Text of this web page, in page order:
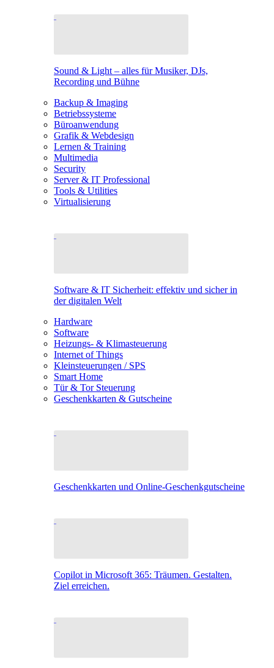
Sound & Light – alles für Musiker, DJs,
Recording und Bühne
Backup & Imaging
Betriebssysteme
Büroanwendung
Grafik & Webdesign
Lernen & Training
Multimedia
Security
Server & IT Professional
Tools & Utilities
Virtualisierung
Software & IT Sicherheit: effektiv und sicher in
der digitalen Welt
Hardware
Software
Heizungs- & Klimasteuerung
Internet of Things
Kleinsteuerungen / SPS
Smart Home
Tür & Tor Steuerung
Geschenkkarten & Gutscheine
Geschenkkarten und Online-Geschenkgutscheine
Copilot in Microsoft 365: Träumen. Gestalten.
Ziel erreichen.